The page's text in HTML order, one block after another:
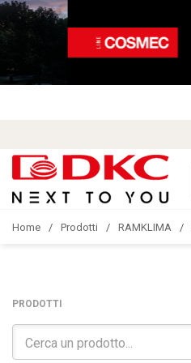
Home Prodotti RAMKLIMA
PRODOTTI